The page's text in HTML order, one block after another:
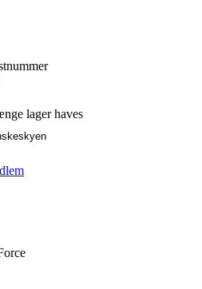
lager haves